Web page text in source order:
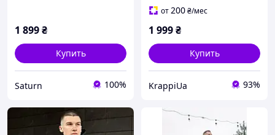
1 899₴
Купить
Saturn 100%
от200₴/мес
1 999₴
Купить
KrappiUa 93%